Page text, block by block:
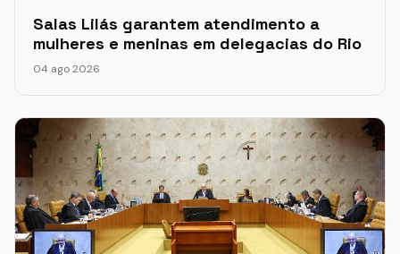
Salas Lilás garantem atendimento a
mulheres e meninas em delegacias do Rio
04 ago 2026